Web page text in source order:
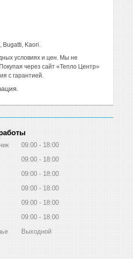
Bugatti, Kaori.
условиях и цен. Мы не
через сайт «Тепло Центр»
с гарантией.
09:00
18:00
09:00
18:00
09:00
18:00
09:00
18:00
09:00
18:00
09:00
18:00
Выходной